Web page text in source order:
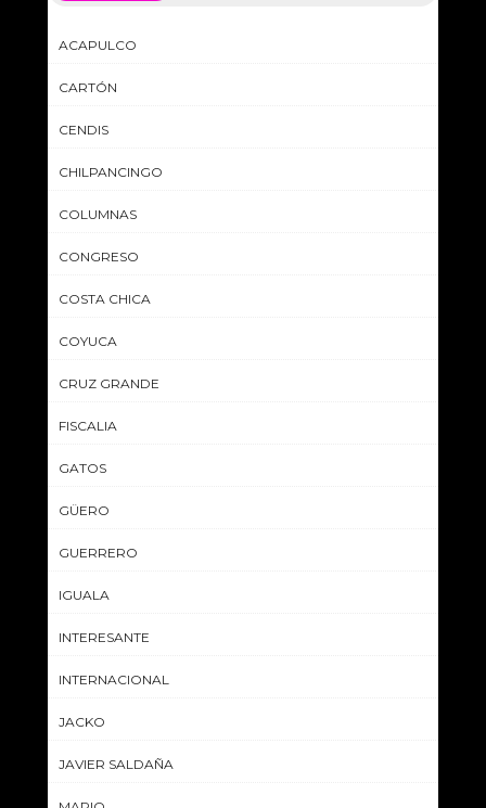
ACAPULCO
CARTÓN
CENDIS
CHILPANCINGO
COLUMNAS
CONGRESO
COSTA CHICA
COYUCA
CRUZ GRANDE
FISCALIA
GATOS
GÜERO
GUERRERO
IGUALA
INTERESANTE
INTERNACIONAL
JACKO
JAVIER SALDAÑA